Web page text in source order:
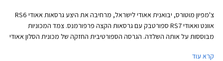
צ'מפיון מוטורס, יבואנית אאודי לישראל, מרחיבה את היצע גרסאות אאודי RS6
אוונט ואאודי RS7 ספורטבק עם גרסאות הקצה פרפורמנס. צמד המכוניות
מבוססות על אותה השלדה. הגרסה הספורטיבית החזקה של מכונית הסלון אאודי
קרא עוד